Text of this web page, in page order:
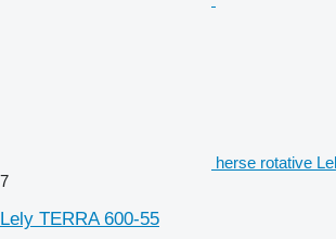
herse rotative
7
Lely TERRA 600-55